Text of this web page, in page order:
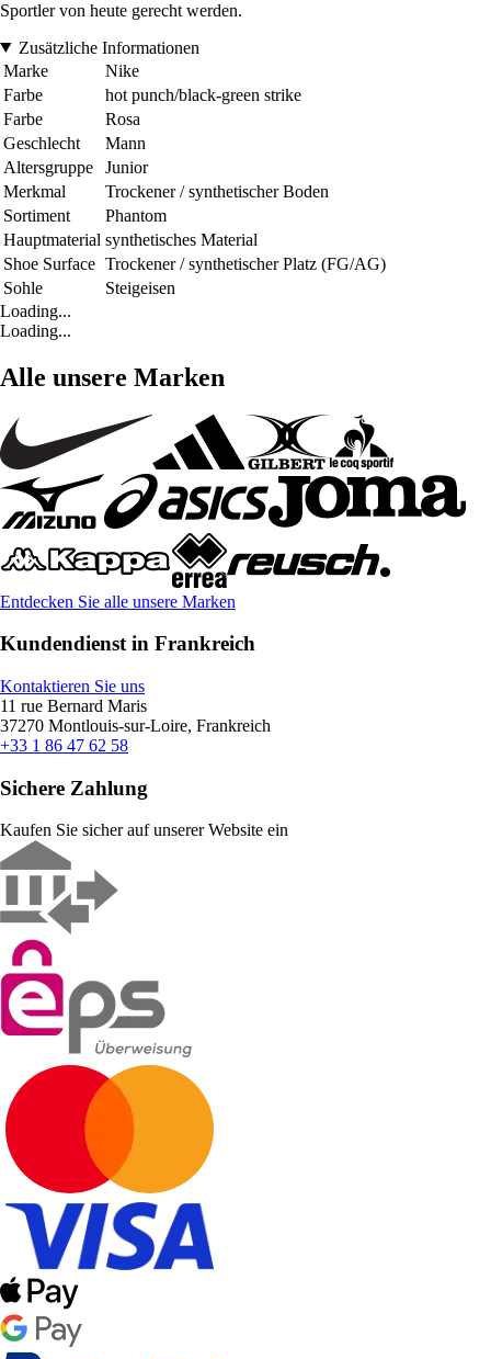
Sportler von heute gerecht werden.
Zusätzliche Informationen
Marke
Nike
Farbe
hot punch/black-green strike
Farbe
Rosa
Geschlecht
Mann
Altersgruppe
Junior
Merkmal
Trockener / synthetischer Boden
Sortiment
Phantom
Hauptmaterial synthetisches Material
Shoe Surface Trockener / synthetischer Platz (FG/AG)
Sohle
Steigeisen
Loading...
Loading...
Alle unsere Marken
Entdecken Sie alle unsere Marken
Kundendienst in Frankreich
Kontaktieren Sie uns
11 rue Bernard Maris
37270 Montlouis-sur-Loire, Frankreich
+33 1 86 47 62 58
Sichere Zahlung
Kaufen Sie sicher auf unserer Website ein